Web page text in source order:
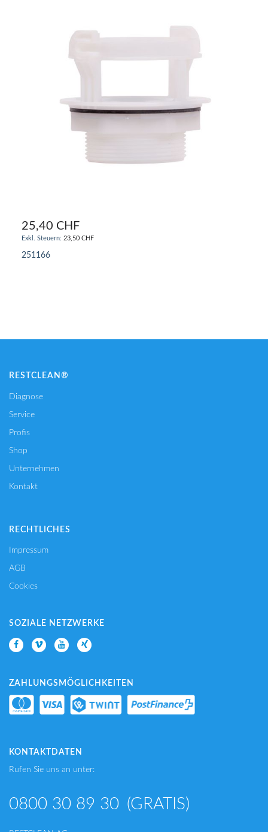
25,40 CHF
23,50 CHF
251166
RESTCLEAN®
Diagnose
Service
Profis
Shop
Unternehmen
Kontakt
RECHTLICHES
Impressum
AGB
Cookies
SOZIALE NETZWERKE
ZAHLUNGSMÖGLICHKEITEN
KONTAKTDATEN
Rufen Sie uns an unter:
0800 30 89 30 (GRATIS)